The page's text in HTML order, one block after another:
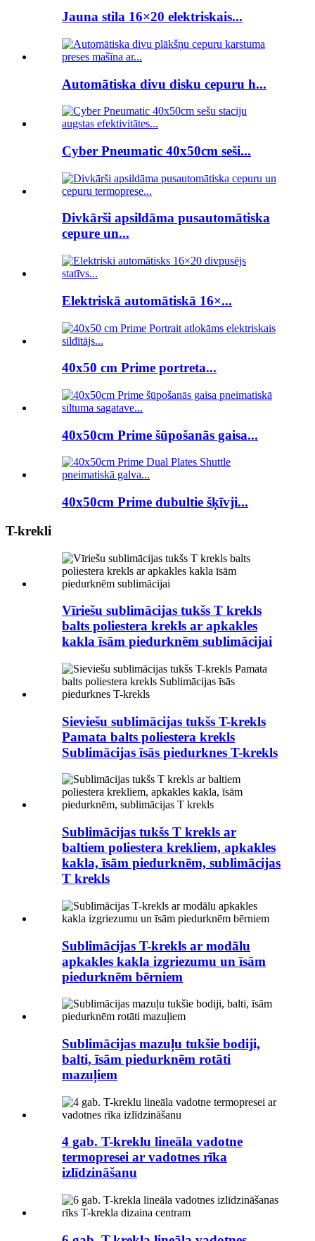
Jauna stila 16×20 elektriskais...
Automātiska divu disku cepuru h...
Cyber ​​Pneumatic 40x50cm seši...
Divkārši apsildāma pusautomātiska
cepure un...
Elektriskā automātiskā 16×...
40x50 cm Prime portreta...
40x50cm Prime šūpošanās gaisa...
40x50cm Prime dubultie šķīvji...
T-krekli
Vīriešu sublimācijas tukšs T krekls
balts poliestera krekls ar apkakles
kakla īsām piedurknēm sublimācijai
Sieviešu sublimācijas tukšs T-krekls
Pamata balts poliestera krekls
Sublimācijas īsās piedurknes T-krekls
Sublimācijas tukšs T krekls ar
baltiem poliestera krekliem, apkakles
kakla, īsām piedurknēm, sublimācijas
T krekls
Sublimācijas T-krekls ar modālu
apkakles kakla izgriezumu un īsām
piedurknēm bērniem
Sublimācijas mazuļu tukšie bodiji,
balti, īsām piedurknēm rotāti
mazuļiem
4 gab. T-kreklu lineāla vadotne
termopresei ar vadotnes rīka
izlīdzināšanu